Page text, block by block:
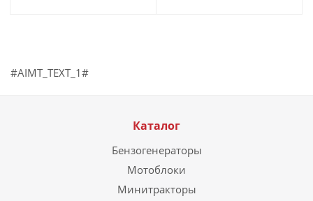
#AIMT_TEXT_1#
Каталог
Бензогенераторы
Мотоблоки
Минитракторы